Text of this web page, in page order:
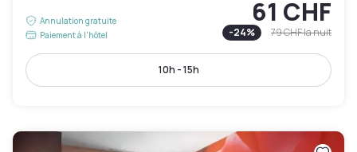
Annulation gratuite
Paiement à l'hôtel
61 CHF
-24% 79 CHFla nuit
10h - 15h